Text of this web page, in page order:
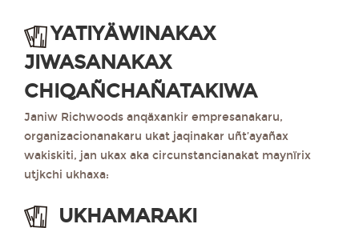
YATIYÄWINAKAX
JIWASANAKAX
CHIQAÑCHAÑATAKIWA
Janiw Richwoods anqäxankir empresanakaru,
organizacionanakaru ukat jaqinakar uñt’ayañax
wakiskiti, jan ukax aka circunstancianakat maynïrix
utjkchi ukhaxa:
UKHAMARAKI